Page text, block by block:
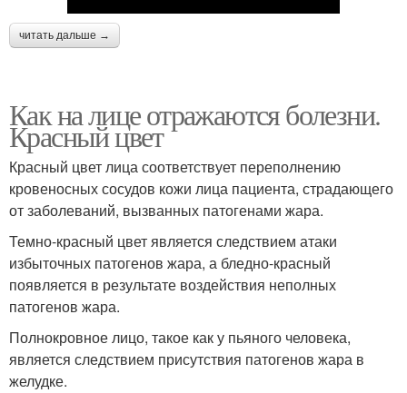
читать дальше →
Как на лице отражаются болезни.
Красный цвет
Красный цвет лица соответствует переполнению
кровеносных сосудов кожи лица пациента, страдающего
от заболеваний, вызванных патогенами жара.
Темно-красный цвет является следствием атаки
избыточных патогенов жара, а бледно-красный
появляется в результате воздействия неполных
патогенов жара.
Полнокровное лицо, такое как у пьяного человека,
является следствием присутствия патогенов жара в
желудке.